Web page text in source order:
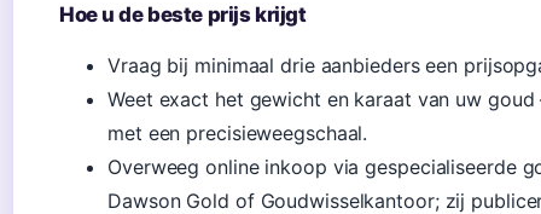
Hoe u de beste prijs krijgt
Vraag bij minimaal drie aanbieders een
Weet exact het gewicht en karaat van uw
met een precisieweegschaal.
Overweeg online inkoop via gespecialiseerde
Dawson Gold of Goudwisselkantoor; zij